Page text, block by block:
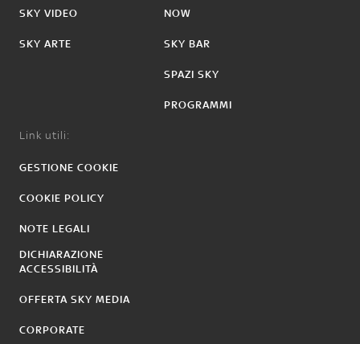
SKY VIDEO
SKY ARTE
NOW
SKY BAR
SPAZI SKY
PROGRAMMI
Link utili:
GESTIONE COOKIE
COOKIE POLICY
NOTE LEGALI
DICHIARAZIONE
ACCESSIBILITÀ
OFFERTA SKY MEDIA
CORPORATE